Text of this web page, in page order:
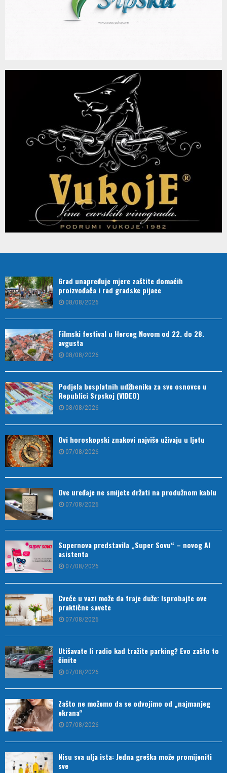
Grad unapređuje mjere zaštite domaćih
proizvođača i rad gradske pijace
08/08/2026
Filmski festival u Herceg Novom od 22. do 28.
avgusta
08/08/2026
Podjela besplatnih udžbenika za sve osnovce u
Republici Srpskoj (VIDEO)
08/08/2026
Ovi horoskopski znakovi najviše uživaju u ljetu
07/08/2026
Ove uređaje ne smijete držati na produžnom kablu
07/08/2026
Supernova predstavila „Super Sovu“ – novog AI
asistenta
07/08/2026
Cveće u vazi može da traje duže: Isprobajte ove
praktične savete
07/08/2026
Utišavate li radio kad tražite parking? Evo zašto to
činite
07/08/2026
Zašto ne možemo da se odvojimo od „najmanjeg
ekrana“
07/08/2026
Nisu sva ulja ista: Jedna greška može promijeniti
sve